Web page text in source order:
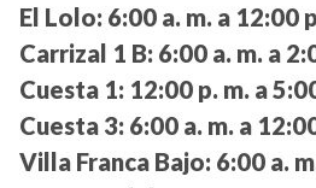
El Lolo: 6:00 a. m. a 12:00
Carrizal 1 B: 6:00 a. m. a
Cuesta 1: 12:00 p. m. a
Cuesta 3: 6:00 a. m. a
Villa Franca Bajo: 6:00 a.